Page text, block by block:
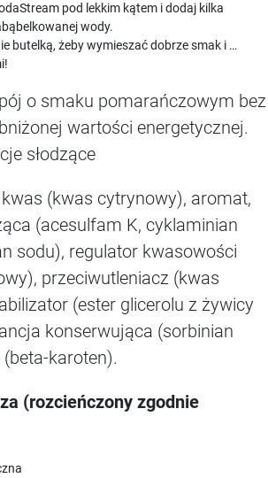
pod lekkim kątem i dodaj kilka
wody.
butelką, żeby wymieszać dobrze smak i …
o smaku pomarańczowym bez
wartości energetycznej.
słodzące
kwas (kwas cytrynowy), aromat,
(acesulfam K, cyklaminian
sodu), regulator kwasowości
przeciwutleniacz (kwas
(ester glicerolu z żywicy
konserwująca (sorbinian
karoten).
(rozcieńczony zgodnie